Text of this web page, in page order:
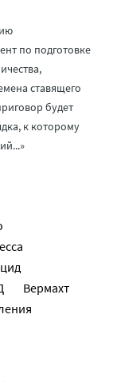
по подготовке
ставящего
будет
к которому
Вермахт